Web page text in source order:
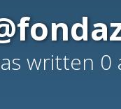
written 0